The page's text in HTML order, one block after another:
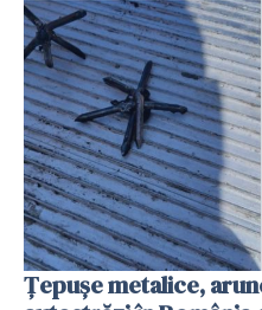
Țepușe metalice,